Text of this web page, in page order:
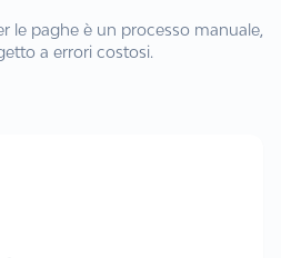
le paghe è un processo manuale,
a errori costosi.